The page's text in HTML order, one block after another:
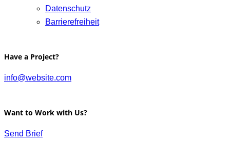
Datenschutz
Barrierefreiheit
Have a Project?
info@website.com
Want to Work with Us?
Send Brief